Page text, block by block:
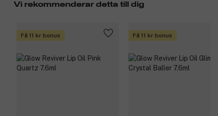
Vi rekommenderar detta till dig
Få 11 kr bonus Få 11 kr bonus